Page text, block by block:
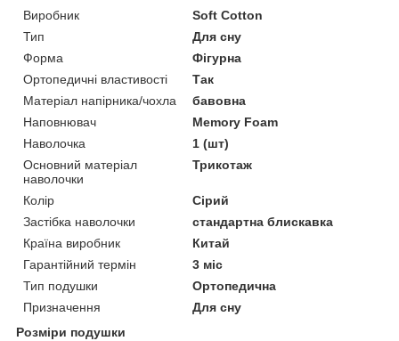
Виробник
Soft Cotton
Тип
Для сну
Форма
Фігурна
Ортопедичні властивості
Так
Матеріал напірника/чохла
бавовна
Наповнювач
Memory Foam
Наволочка
1 (шт)
Основний матеріал
наволочки
Трикотаж
Колір
Сірий
Застібка наволочки
стандартна блискавка
Країна виробник
Китай
Гарантійний термін
3 міс
Тип подушки
Ортопедична
Призначення
Для сну
Розміри подушки